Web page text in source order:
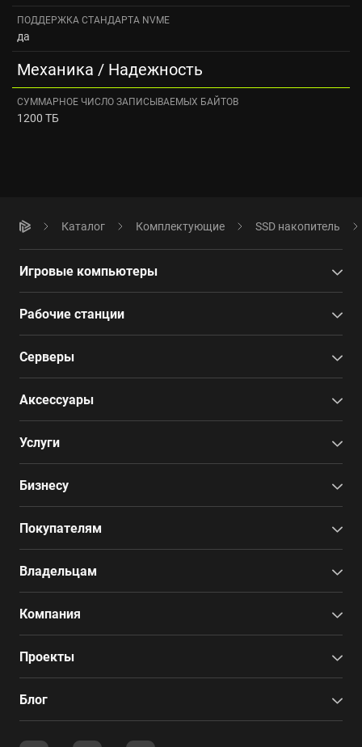
ПОДДЕРЖКА СТАНДАРТА NVME
да
Механика / Надежность
СУММАРНОЕ ЧИСЛО ЗАПИСЫВАЕМЫХ БАЙТОВ
1200 ТБ
Каталог Комплектующие SSD накопитель
Игровые компьютеры
Рабочие станции
Серверы
Аксессуары
Услуги
Бизнесу
Покупателям
Владельцам
Компания
Проекты
Блог